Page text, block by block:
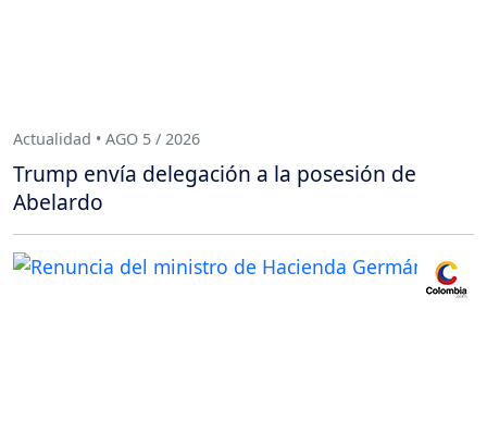
Actualidad • AGO 5 / 2026
Trump envía delegación a la posesión de
Abelardo